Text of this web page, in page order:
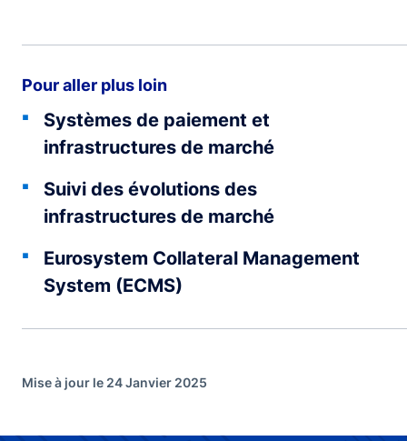
Pour aller plus loin
Systèmes de paiement et
infrastructures de marché
Suivi des évolutions des
infrastructures de marché
Eurosystem Collateral Management
System (ECMS)
Mise à jour le 24 Janvier 2025